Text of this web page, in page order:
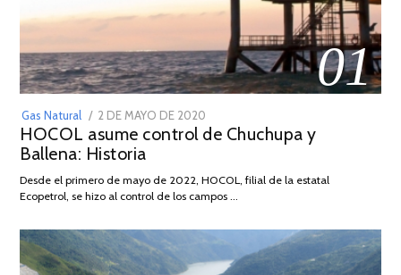
01
Gas Natural
POSTED
ON
2 DE MAYO DE 2020
DE
2026
HOCOL asume control de Chuchupa y
Ballena: Historia
Desde el primero de mayo de 2022, HOCOL, filial de la estatal
Ecopetrol, se hizo al control de los campos …